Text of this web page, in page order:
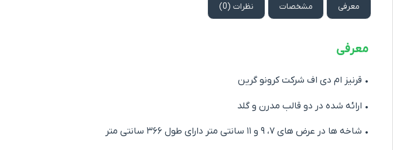
معرفی مشخصات نظرات (0)
معرفی
• قرنیز ام دی اف شرکت کرونو گرین
• ارائه شده در دو قالب مدرن و گلد
• شاخه ها در عرض های ۷، ۹ و ۱۱ سانتی متر دارای طول ۳۶۶ سانتی متر